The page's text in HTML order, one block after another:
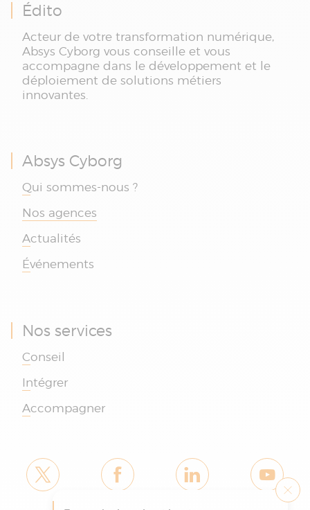
Édito
Acteur de votre transformation numérique,
Absys Cyborg vous conseille et vous
accompagne dans le développement et le
déploiement de solutions métiers
innovantes.
Absys Cyborg
Qui sommes-nous ?
Nos agences
Actualités
Événements
Nos services
Conseil
Intégrer
Accompagner